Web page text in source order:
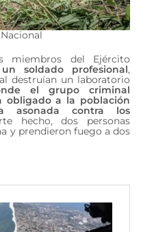
miembros del Ejército
soldado profesional,
destruían un laboratorio
el grupo criminal
obligado a la población
asonada contra los
hecho, dos personas
y prendieron fuego a dos